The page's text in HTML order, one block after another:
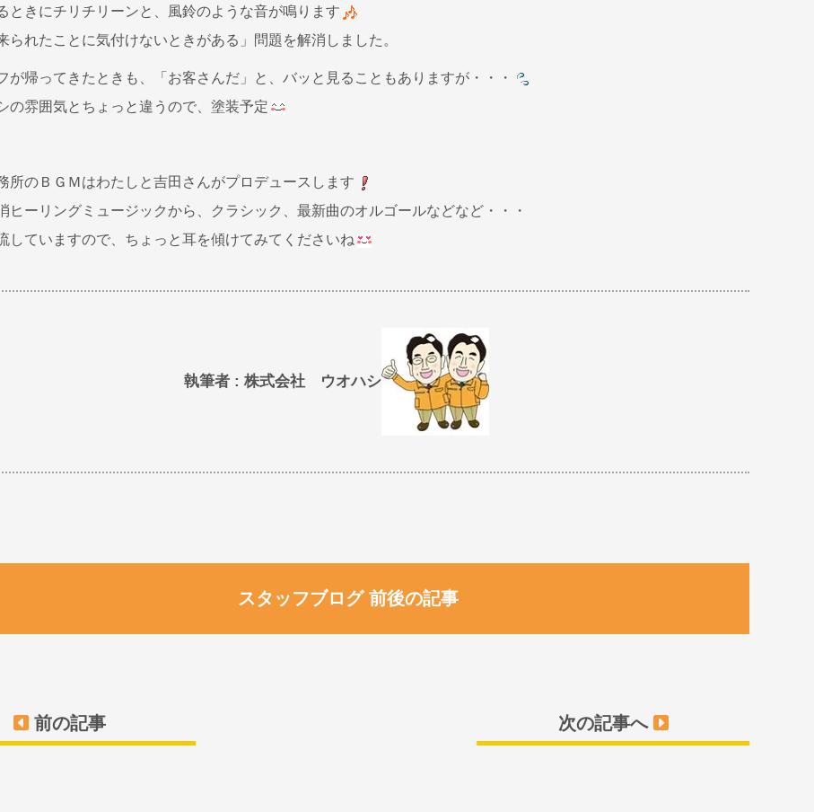
ときにチリチリーンと、風鈴のような音が鳴ります
られたことに気付けないときがある」問題を解消しました。
が帰ってきたときも、「お客さんだ」と、バッと見ることもありますが・・・
の雰囲気とちょっと違うので、塗装予定
所のＢＧＭはわたしと吉田さんがプロデュースします
ヒーリングミュージックから、クラシック、最新曲のオルゴールなどなど・・・
していますので、ちょっと耳を傾けてみてくださいね
執筆者 : 株式会社 ウオハシ
スタッフブログ 前後の記事
前の記事 次の記事へ